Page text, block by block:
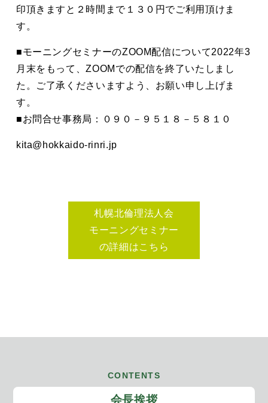
印頂きますと２時間まで１３０円でご利用頂けま
す。
■モーニングセミナーのZOOM配信について2022年3
月末をもって、ZOOMでの配信を終了いたしまし
た。ご了承くださいますよう、お願い申し上げま
す。
■お問合せ事務局：０９０－９５１８－５８１０
kita@hokkaido-rinri.jp
札幌北倫理法人会
モーニングセミナー
の詳細はこちら
CONTENTS
会長挨拶